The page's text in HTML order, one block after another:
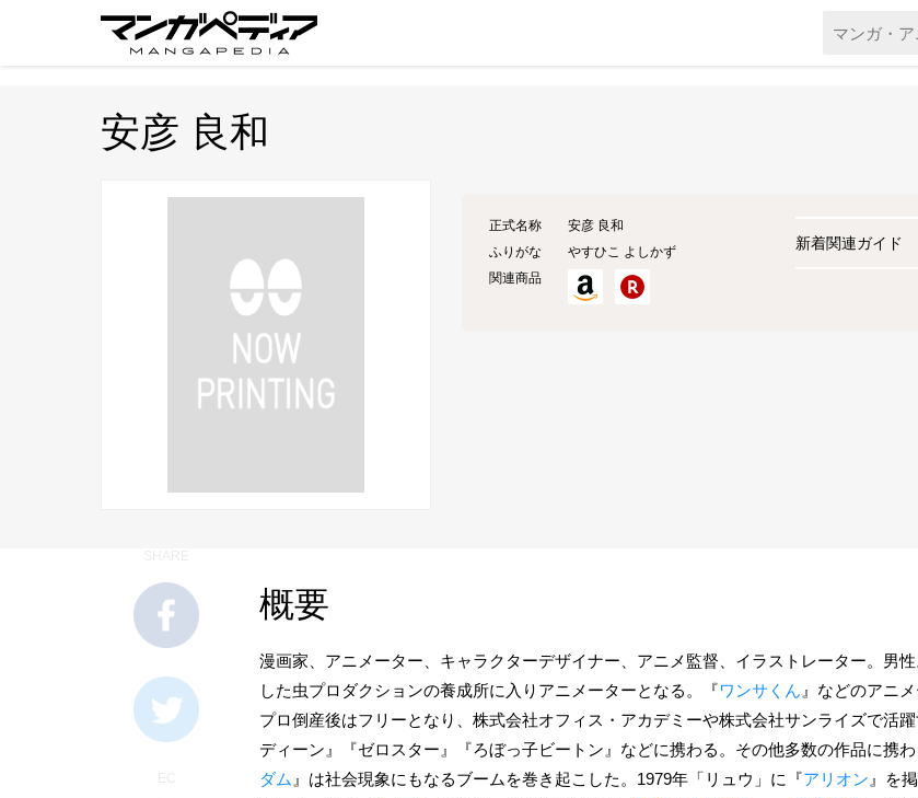
安彦 良和
正式名称
安彦 良和
ふりがな
やすひこ よしかず
関連商品
新着関連ガイド
概要
漫画家、アニメーター、キャラクターデザイナー、アニメ監督、イラストレーター。男
した虫プロダクションの養成所に入りアニメーターとなる。『ワンサくん 』などのアニ
プロ倒産後はフリーとなり、株式会社オフィス・アカデミーや株式会社サンライズで活
ディーン』『ゼロスター』『ろぼっ子ビートン』などに携わる。その他多数の作品に携
ダム 』は社会現象にもなるブームを巻き起こした。1979年「リュウ」に『アリオン 』を